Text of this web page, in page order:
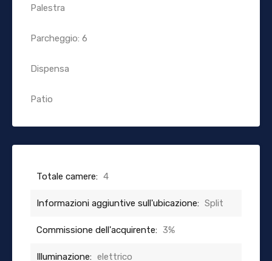
Palestra
Parcheggio: 6
Dispensa
Patio
Totale camere: 4
Informazioni aggiuntive sull'ubicazione: Split
Commissione dell'acquirente: 3%
Illuminazione: elettrico